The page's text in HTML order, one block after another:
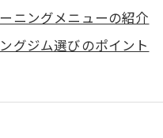
ニングメニューの紹介
グジム選びのポイント
シングジムの魅力
由とは？